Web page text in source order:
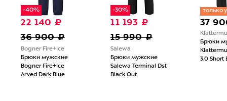
-40%
22 140 ₽
36 900 ₽
Bogner Fire+Ice
Брюки мужские
Bogner Fire+Ice
Arved Dark Blue
-30%
11 193 ₽
15 990 ₽
Salewa
Брюки мужские
Salewa Terminal Dst
Black Out
только
37
Брюки
3.0 Short